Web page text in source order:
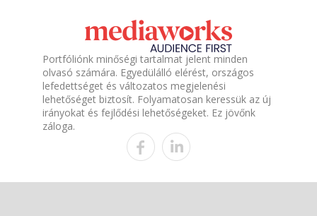
Portfóliónk minőségi tartalmat jelent minden
olvasó számára. Egyedülálló elérést, országos
lefedettséget és változatos megjelenési
lehetőséget biztosít. Folyamatosan keressük az új
irányokat és fejlődési lehetőségeket. Ez jövőnk
záloga.